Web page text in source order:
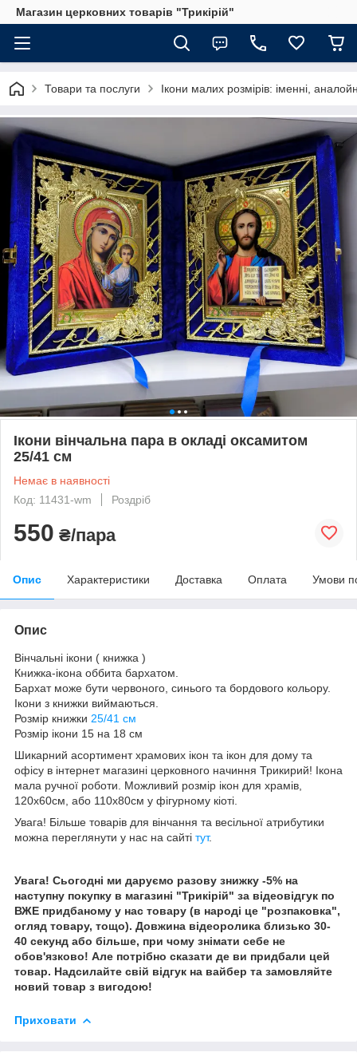
Магазин церковних товарів "Трикірій"
Товари та послуги Ікони малих розмірів: іменні,
Ікони вінчальна пара в окладі оксамитом
25/41 см
Немає в наявності
Код: 11431-wm
Роздріб
550 ₴/пара
Опис Характеристики Доставка Оплата Умови
Опис
Вінчальні ікони ( книжка )
Книжка-ікона оббита бархатом.
Бархат може бути червоного, синього та бордового кольору.
Ікони з книжки виймаються.
Розмір книжки 25/41 см
Розмір ікони 15 на 18 см
Шикарний асортимент храмових ікон та ікон для дому та
офісу в інтернет магазині церковного начиння Трикирий! Ікона
мала ручної роботи. Можливий розмір ікон для храмів,
120х60см, або 110х80см у фігурному кіоті.
Увага! Більше товарів для вінчання та весільної атрибутики
можна переглянути у нас на сайті тут.
Увага! Сьогодні ми даруємо разову знижку -5% на
наступну покупку в магазині "Трикірій" за відеовідгук по
ВЖЕ придбаному у нас товару (в народі це "розпаковка",
огляд товару, тощо). Довжина відеоролика близько 30-
40 секунд або більше, при чому знімати себе не
обов'язково! Але потрібно сказати де ви придбали цей
товар. Надсилайте свій відгук на вайбер та замовляйте
новий товар з вигодою!
Приховати